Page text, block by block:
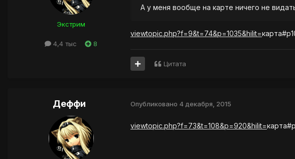
Экстрим
4,4 тыс 8
А у меня вообще на карте ничего не
viewtopic.php?f=9&t=74&p=1035&hilit=
Цитата
Деффи Опубликовано 4 декабря, 2015
viewtopic.php?f=73&t=108&p=920&hilit=